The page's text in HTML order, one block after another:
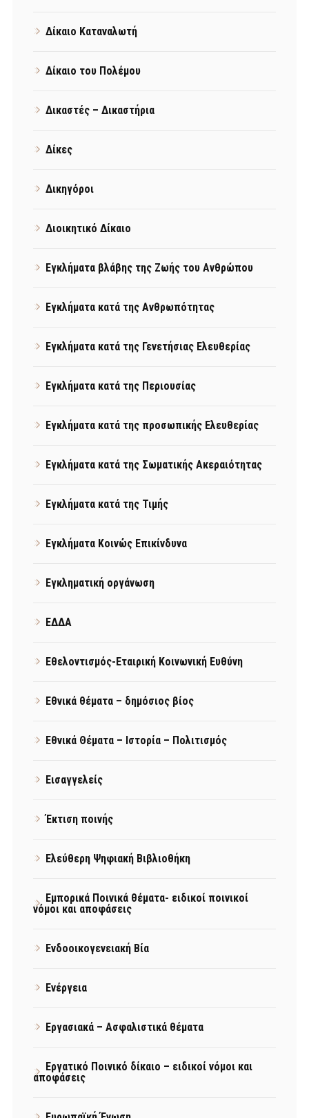
Δίκαιο Καταναλωτή
Δίκαιο του Πολέμου
Δικαστές – Δικαστήρια
Δίκες
Δικηγόροι
Διοικητικό Δίκαιο
Εγκλήματα βλάβης της Ζωής του Ανθρώπου
Εγκλήματα κατά της Ανθρωπότητας
Εγκλήματα κατά της Γενετήσιας Ελευθερίας
Εγκλήματα κατά της Περιουσίας
Εγκλήματα κατά της προσωπικής Ελευθερίας
Εγκλήματα κατά της Σωματικής Ακεραιότητας
Εγκλήματα κατά της Τιμής
Εγκλήματα Κοινώς Επικίνδυνα
Εγκληματική οργάνωση
ΕΔΔΑ
Εθελοντισμός-Εταιρική Κοινωνική Ευθύνη
Εθνικά θέματα – δημόσιος βίος
Εθνικά Θέματα – Ιστορία – Πολιτισμός
Εισαγγελείς
Έκτιση ποινής
Ελεύθερη Ψηφιακή Βιβλιοθήκη
Εμπορικά Ποινικά θέματα- ειδικοί ποινικοί
νόμοι και αποφάσεις
Ενδοοικογενειακή Βία
Ενέργεια
Εργασιακά – Ασφαλιστικά θέματα
Εργατικό Ποινικό δίκαιο – ειδικοί νόμοι και
αποφάσεις